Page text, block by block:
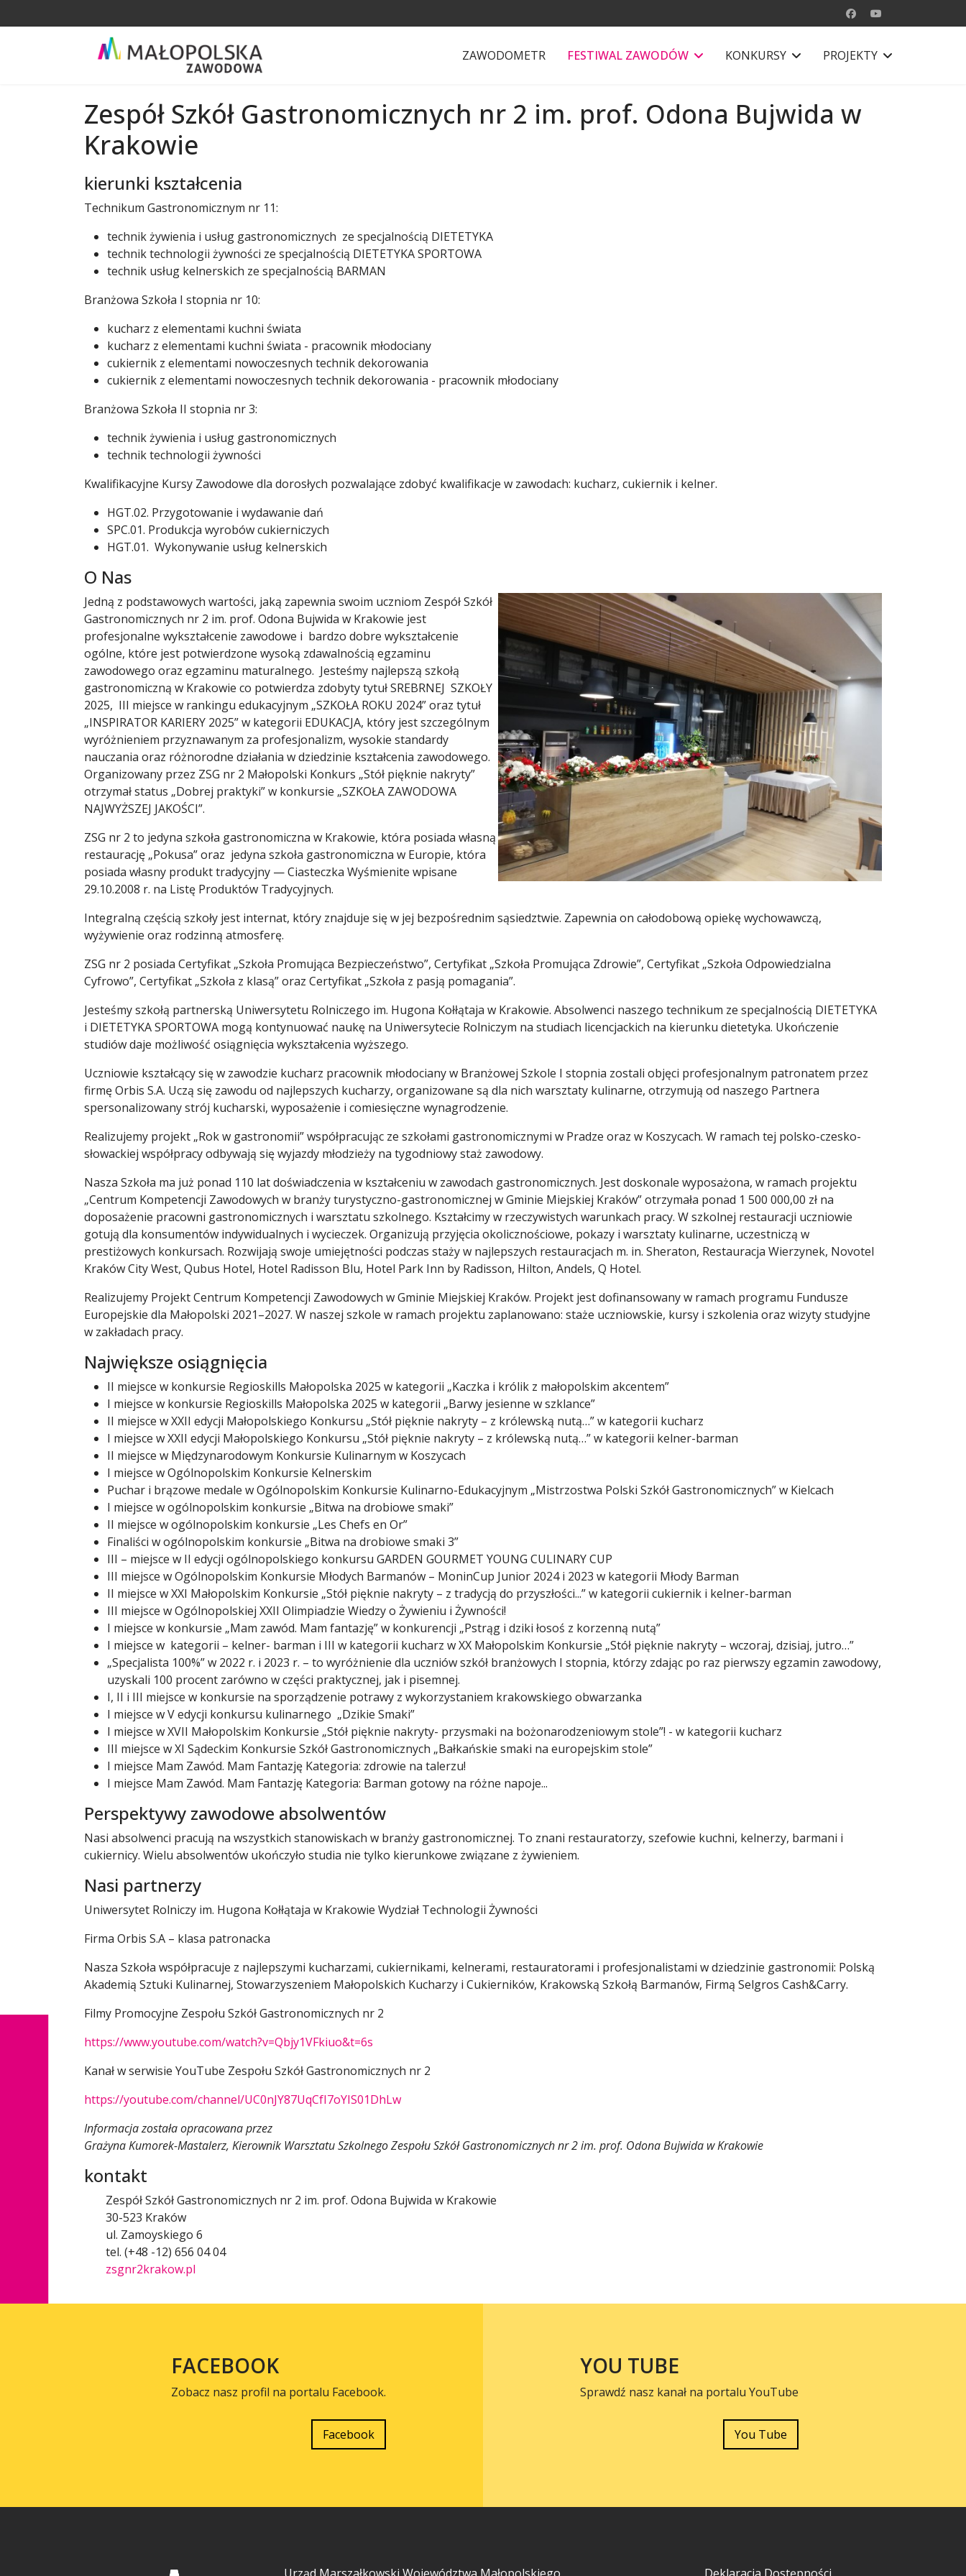
ZAWODOMETR FESTIWAL ZAWODÓW KONKURSY PROJEKTY
Zespół Szkół Gastronomicznych nr 2 im. prof. Odona Bujwida w
Krakowie
kierunki kształcenia
Technikum Gastronomicznym nr 11:
technik żywienia i usług gastronomicznych ze specjalnością DIETETYKA
technik technologii żywności ze specjalnością DIETETYKA SPORTOWA
technik usług kelnerskich ze specjalnością BARMAN
Branżowa Szkoła I stopnia nr 10:
kucharz z elementami kuchni świata
kucharz z elementami kuchni świata - pracownik młodociany
cukiernik z elementami nowoczesnych technik dekorowania
cukiernik z elementami nowoczesnych technik dekorowania - pracownik młodociany
Branżowa Szkoła II stopnia nr 3:
technik żywienia i usług gastronomicznych
technik technologii żywności
Kwalifikacyjne Kursy Zawodowe dla dorosłych pozwalające zdobyć kwalifikacje w zawodach: kucharz, cukiernik i kelner.
HGT.02. Przygotowanie i wydawanie dań
SPC.01. Produkcja wyrobów cukierniczych
HGT.01. Wykonywanie usług kelnerskich
O Nas
Jedną z podstawowych wartości, jaką zapewnia swoim uczniom Zespół Szkół
Gastronomicznych nr 2 im. prof. Odona Bujwida w Krakowie jest
profesjonalne wykształcenie zawodowe i bardzo dobre wykształcenie
ogólne, które jest potwierdzone wysoką zdawalnością egzaminu
zawodowego oraz egzaminu maturalnego. Jesteśmy najlepszą szkołą
gastronomiczną w Krakowie co potwierdza zdobyty tytuł SREBRNEJ SZKOŁY
2025, III miejsce w rankingu edukacyjnym „SZKOŁA ROKU 2024” oraz tytuł
„INSPIRATOR KARIERY 2025” w kategorii EDUKACJA, który jest szczególnym
wyróżnieniem przyznawanym za profesjonalizm, wysokie standardy
nauczania oraz różnorodne działania w dziedzinie kształcenia zawodowego.
Organizowany przez ZSG nr 2 Małopolski Konkurs „Stół pięknie nakryty”
otrzymał status „Dobrej praktyki” w konkursie „SZKOŁA ZAWODOWA
NAJWYŻSZEJ JAKOŚCI”.
ZSG nr 2 to jedyna szkoła gastronomiczna w Krakowie, która posiada własną
restaurację „Pokusa” oraz jedyna szkoła gastronomiczna w Europie, która
posiada własny produkt tradycyjny — Ciasteczka Wyśmienite wpisane
29.10.2008 r. na Listę Produktów Tradycyjnych.
Integralną częścią szkoły jest internat, który znajduje się w jej bezpośrednim sąsiedztwie. Zapewnia on całodobową opiekę wychowawczą,
wyżywienie oraz rodzinną atmosferę.
ZSG nr 2 posiada Certyfikat „Szkoła Promująca Bezpieczeństwo”, Certyfikat „Szkoła Promująca Zdrowie”, Certyfikat „Szkoła Odpowiedzialna
Cyfrowo”, Certyfikat „Szkoła z klasą” oraz Certyfikat „Szkoła z pasją pomagania”.
Jesteśmy szkołą partnerską Uniwersytetu Rolniczego im. Hugona Kołłątaja w Krakowie. Absolwenci naszego technikum ze specjalnością DIETETYKA
i DIETETYKA SPORTOWA mogą kontynuować naukę na Uniwersytecie Rolniczym na studiach licencjackich na kierunku dietetyka. Ukończenie
studiów daje możliwość osiągnięcia wykształcenia wyższego.
Uczniowie kształcący się w zawodzie kucharz pracownik młodociany w Branżowej Szkole I stopnia zostali objęci profesjonalnym patronatem przez
firmę Orbis S.A. Uczą się zawodu od najlepszych kucharzy, organizowane są dla nich warsztaty kulinarne, otrzymują od naszego Partnera
spersonalizowany strój kucharski, wyposażenie i comiesięczne wynagrodzenie.
Realizujemy projekt „Rok w gastronomii” współpracując ze szkołami gastronomicznymi w Pradze oraz w Koszycach. W ramach tej polsko-czesko-
słowackiej współpracy odbywają się wyjazdy młodzieży na tygodniowy staż zawodowy.
Nasza Szkoła ma już ponad 110 lat doświadczenia w kształceniu w zawodach gastronomicznych. Jest doskonale wyposażona, w ramach projektu
„Centrum Kompetencji Zawodowych w branży turystyczno-gastronomicznej w Gminie Miejskiej Kraków” otrzymała ponad 1 500 000,00 zł na
doposażenie pracowni gastronomicznych i warsztatu szkolnego. Kształcimy w rzeczywistych warunkach pracy. W szkolnej restauracji uczniowie
gotują dla konsumentów indywidualnych i wycieczek. Organizują przyjęcia okolicznościowe, pokazy i warsztaty kulinarne, uczestniczą w
prestiżowych konkursach. Rozwijają swoje umiejętności podczas staży w najlepszych restauracjach m. in. Sheraton, Restauracja Wierzynek, Novotel
Kraków City West, Qubus Hotel, Hotel Radisson Blu, Hotel Park Inn by Radisson, Hilton, Andels, Q Hotel.
Realizujemy Projekt Centrum Kompetencji Zawodowych w Gminie Miejskiej Kraków. Projekt jest dofinansowany w ramach programu Fundusze
Europejskie dla Małopolski 2021–2027. W naszej szkole w ramach projektu zaplanowano: staże uczniowskie, kursy i szkolenia oraz wizyty studyjne
w zakładach pracy.
Największe osiągnięcia
II miejsce w konkursie Regioskills Małopolska 2025 w kategorii „Kaczka i królik z małopolskim akcentem”
I miejsce w konkursie Regioskills Małopolska 2025 w kategorii „Barwy jesienne w szklance”
II miejsce w XXII edycji Małopolskiego Konkursu „Stół pięknie nakryty – z królewską nutą…” w kategorii kucharz
I miejsce w XXII edycji Małopolskiego Konkursu „Stół pięknie nakryty – z królewską nutą…” w kategorii kelner-barman
II miejsce w Międzynarodowym Konkursie Kulinarnym w Koszycach
I miejsce w Ogólnopolskim Konkursie Kelnerskim
Puchar i brązowe medale w Ogólnopolskim Konkursie Kulinarno-Edukacyjnym „Mistrzostwa Polski Szkół Gastronomicznych” w Kielcach
I miejsce w ogólnopolskim konkursie „Bitwa na drobiowe smaki”
II miejsce w ogólnopolskim konkursie „Les Chefs en Or”
Finaliści w ogólnopolskim konkursie „Bitwa na drobiowe smaki 3”
III – miejsce w II edycji ogólnopolskiego konkursu GARDEN GOURMET YOUNG CULINARY CUP
III miejsce w Ogólnopolskim Konkursie Młodych Barmanów – MoninCup Junior 2024 i 2023 w kategorii Młody Barman
II miejsce w XXI Małopolskim Konkursie „Stół pięknie nakryty – z tradycją do przyszłości...” w kategorii cukiernik i kelner-barman
III miejsce w Ogólnopolskiej XXII Olimpiadzie Wiedzy o Żywieniu i Żywności!
I miejsce w konkursie „Mam zawód. Mam fantazję” w konkurencji „Pstrąg i dziki łosoś z korzenną nutą”
I miejsce w kategorii – kelner- barman i III w kategorii kucharz w XX Małopolskim Konkursie „Stół pięknie nakryty – wczoraj, dzisiaj, jutro…”
„Specjalista 100%” w 2022 r. i 2023 r. – to wyróżnienie dla uczniów szkół branżowych I stopnia, którzy zdając po raz pierwszy egzamin zawodowy,
uzyskali 100 procent zarówno w części praktycznej, jak i pisemnej.
I, II i III miejsce w konkursie na sporządzenie potrawy z wykorzystaniem krakowskiego obwarzanka
I miejsce w V edycji konkursu kulinarnego „Dzikie Smaki”
I miejsce w XVII Małopolskim Konkursie „Stół pięknie nakryty- przysmaki na bożonarodzeniowym stole”! - w kategorii kucharz
III miejsce w XI Sądeckim Konkursie Szkół Gastronomicznych „Bałkańskie smaki na europejskim stole”
I miejsce Mam Zawód. Mam Fantazję Kategoria: zdrowie na talerzu!
I miejsce Mam Zawód. Mam Fantazję Kategoria: Barman gotowy na różne napoje...
Perspektywy zawodowe absolwentów
Nasi absolwenci pracują na wszystkich stanowiskach w branży gastronomicznej. To znani restauratorzy, szefowie kuchni, kelnerzy, barmani i
cukiernicy. Wielu absolwentów ukończyło studia nie tylko kierunkowe związane z żywieniem.
Nasi partnerzy
Uniwersytet Rolniczy im. Hugona Kołłątaja w Krakowie Wydział Technologii Żywności
Firma Orbis S.A – klasa patronacka
Nasza Szkoła współpracuje z najlepszymi kucharzami, cukiernikami, kelnerami, restauratorami i profesjonalistami w dziedzinie gastronomii: Polską
Akademią Sztuki Kulinarnej, Stowarzyszeniem Małopolskich Kucharzy i Cukierników, Krakowską Szkołą Barmanów, Firmą Selgros Cash&Carry.
Filmy Promocyjne Zespołu Szkół Gastronomicznych nr 2
https://www.youtube.com/watch?v=Qbjy1VFkiuo&t=6s
Kanał w serwisie YouTube Zespołu Szkół Gastronomicznych nr 2
https://youtube.com/channel/UC0nJY87UqCfI7oYIS01DhLw
Informacja została opracowana przez
Grażyna Kumorek-Mastalerz, Kierownik Warsztatu Szkolnego Zespołu Szkół Gastronomicznych nr 2 im. prof. Odona Bujwida w Krakowie
kontakt
Zespół Szkół Gastronomicznych nr 2 im. prof. Odona Bujwida w Krakowie
30-523 Kraków
ul. Zamoyskiego 6
tel. (+48 -12) 656 04 04
zsgnr2krakow.pl
FACEBOOK
Zobacz nasz profil na portalu Facebook.
Facebook
YOU TUBE
Sprawdź nasz kanał na portalu YouTube
You Tube